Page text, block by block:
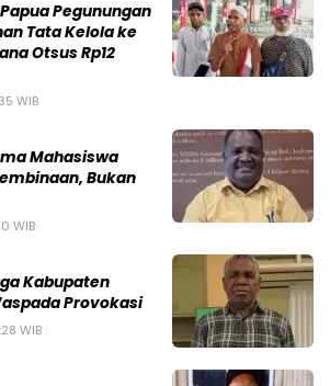
Pegunungan
Tata Kelola ke
Otsus Rp12
WIB
Mahasiswa
Bukan
WIB
Kabupaten
Provokasi
WIB